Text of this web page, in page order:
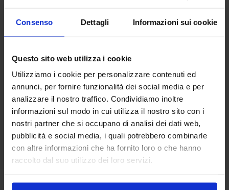
Consenso Dettagli Informazioni sui cookie
Questo sito web utilizza i cookie
Utilizziamo i cookie per personalizzare contenuti ed
annunci, per fornire funzionalità dei social media e per
analizzare il nostro traffico. Condividiamo inoltre
informazioni sul modo in cui utilizza il nostro sito con i
nostri partner che si occupano di analisi dei dati web,
pubblicità e social media, i quali potrebbero combinarle
con altre informazioni che ha fornito loro o che hanno
raccolto dal suo utilizzo dei loro servizi.
Antiolio
Plam Sealing Color
Base
Plam Sealing/O
Plam Sealing/S